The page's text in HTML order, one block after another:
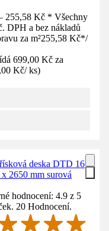
255,58 Kč * Všechny
DPH a bez nákladů
za m²255,58 Kč*/
699,00 Kč za
Kč/ ks)
deska DTD 16
2650 mm surová
hodnocení: 4.9 z 5
20 Hodnocení.